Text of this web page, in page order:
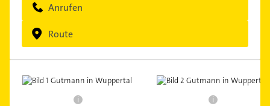
Anrufen
Route
i i